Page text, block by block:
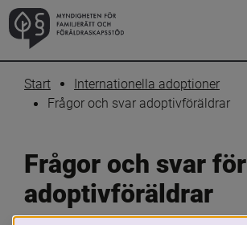
Start
Internationella adoptioner
Frågor och svar adoptivföräldrar
Frågor och svar för
adoptivföräldrar